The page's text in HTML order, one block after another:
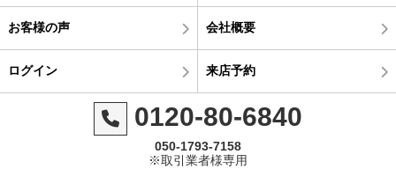
お客様の声 会社概要
ログイン 来店予約
0120-80-6840
050-1793-7158
※取引業者様専用